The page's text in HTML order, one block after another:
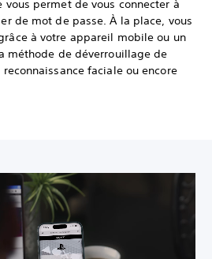
vous permet de vous connecter à
de mot de passe. À la place, vous
à votre appareil mobile ou un
méthode de déverrouillage de
faciale ou encore